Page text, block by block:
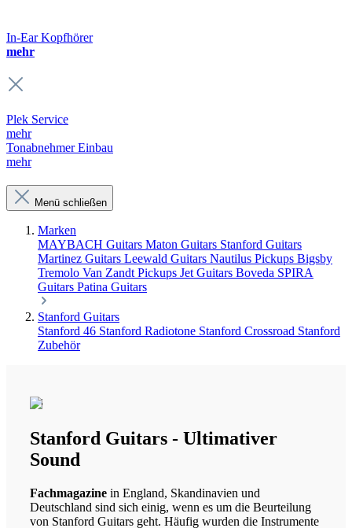
In-Ear Kopfhörer
mehr
Plek Service
mehr
Tonabnehmer Einbau
mehr
Menü schließen
Marken
MAYBACH Guitars Maton Guitars Stanford Guitars
Martinez Guitars Leewald Guitars Nautilus Pickups Bigsby
Tremolo Van Zandt Pickups Jet Guitars Boveda SPIRA
Guitars Patina Guitars
Stanford Guitars
Stanford 46 Stanford Radiotone Stanford Crossroad Stanford
Zubehör
Stanford Guitars - Ultimativer
Sound
Fachmagazine in England, Skandinavien und
Deutschland sind sich einig, wenn es um die Beurteilung
von Stanford Guitars geht. Häufig wurden die Instrumente